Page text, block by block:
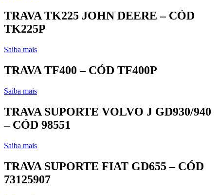
TRAVA TK225 JOHN DEERE – CÓD
TK225P
Saiba mais
TRAVA TF400 – CÓD TF400P
Saiba mais
TRAVA SUPORTE VOLVO J GD930/940
– CÓD 98551
Saiba mais
TRAVA SUPORTE FIAT GD655 – CÓD
73125907